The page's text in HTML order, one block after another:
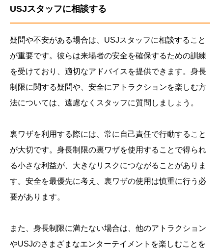
USJスタッフに相談する
疑問や不安がある場合は、USJスタッフに相談すること
が重要です。彼らは来場者の安全を確保するための訓練
を受けており、適切なアドバイスを提供できます。身長
制限に関する疑問や、安全にアトラクションを楽しむ方
法については、遠慮なくスタッフに質問しましょう。
裏ワザを利用する際には、常に自己責任で行動すること
が大切です。身長制限の裏ワザを使用することで得られ
る小さな利益が、大きなリスクにつながることがありま
す。安全を最優先に考え、裏ワザの使用は慎重に行う必
要があります。
また、身長制限に満たない場合は、他のアトラクション
やUSJのさまざまなエンターテイメントを楽しむことを